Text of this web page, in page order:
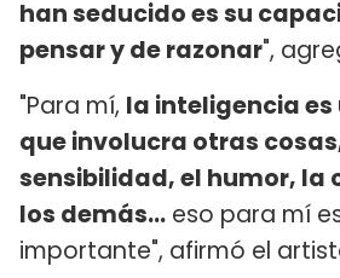
han seducido es su
pensar y de razonar",
"Para mí, la inteligencia
que involucra otras
sensibilidad, el humor, la
los demás... eso para mí
importante", afirmó el